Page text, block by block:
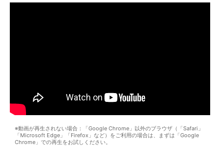
※動画が再生されない場合：「Google Chrome」以外のブラウザ（「Safari」
「Microsoft Edge」「Firefox」など）をご利用の場合は、まずは「Google
Chrome」での再生をお試しください。